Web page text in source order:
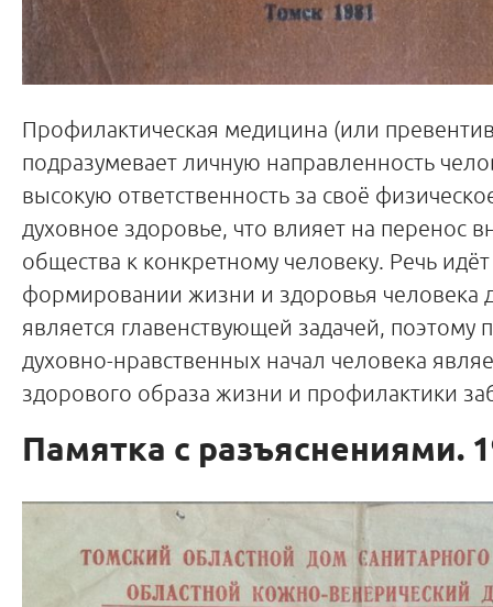
Профилактическая медицина (или
подразумевает личную направленность
высокую ответственность за своё
духовное здоровье, что влияет на перенос
общества к конкретному человеку. Речь
формировании жизни и здоровья человека
является главенствующей задачей,
духовно-нравственных начал человека
здорового образа жизни и профилактики
Памятка с разъяснениями.